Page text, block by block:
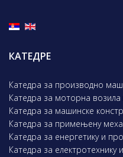
КАТЕДРЕ
Катедра за производно
Катедра за моторна
Катедра за машинске
Катедра за примењену
Катедра за енергетику и
Катедра за електротехнику